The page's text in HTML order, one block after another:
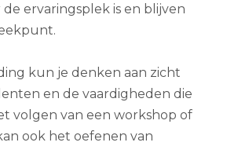
de ervaringsplek is en blijven
kun je denken aan zicht
en de vaardigheden die
volgen van een workshop of
ook het oefenen van